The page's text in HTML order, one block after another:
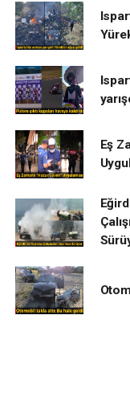
Eş